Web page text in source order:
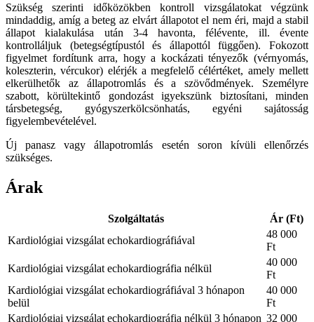
Szükség szerinti időközökben kontroll vizsgálatokat végzünk
mindaddig, amíg a beteg az elvárt állapotot el nem éri, majd a stabil
állapot kialakulása után 3-4 havonta, félévente, ill. évente
kontrolláljuk (betegségtípustól és állapottól függően). Fokozott
figyelmet fordítunk arra, hogy a kockázati tényezők (vérnyomás,
koleszterin, vércukor) elérjék a megfelelő célértéket, amely mellett
elkerülhetők az állapotromlás és a szövődmények. Személyre
szabott, körültekintő gondozást igyekszünk biztosítani, minden
társbetegség, gyógyszerkölcsönhatás, egyéni sajátosság
figyelembevételével.
Új panasz vagy állapotromlás esetén soron kívüli ellenőrzés
szükséges.
Árak
Szolgáltatás
Ár (Ft)
Kardiológiai vizsgálat echokardiográfiával
48 000
Ft
Kardiológiai vizsgálat echokardiográfia nélkül
40 000
Ft
Kardiológiai vizsgálat echokardiográfiával 3 hónapon
belül
40 000
Ft
Kardiológiai vizsgálat echokardiográfia nélkül 3 hónapon 32 000